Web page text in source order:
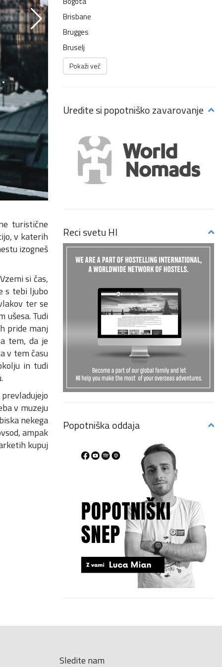
turistične
v katerih
izogneš
si čas,
s tebi ljubo
ter se
ušesa. Tudi
pride manj
tem, da je
v tem času
in tudi
v muzeju
nekega
ampak
kupuj
Brisbane
Brugges
Bruselj
Pokaži več
Uredite si popotniško zavarovanje
Reci svetu HI
Popotniška oddaja
Sledite nam